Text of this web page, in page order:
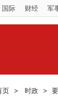
国际 财经 军
页 > 时政 >